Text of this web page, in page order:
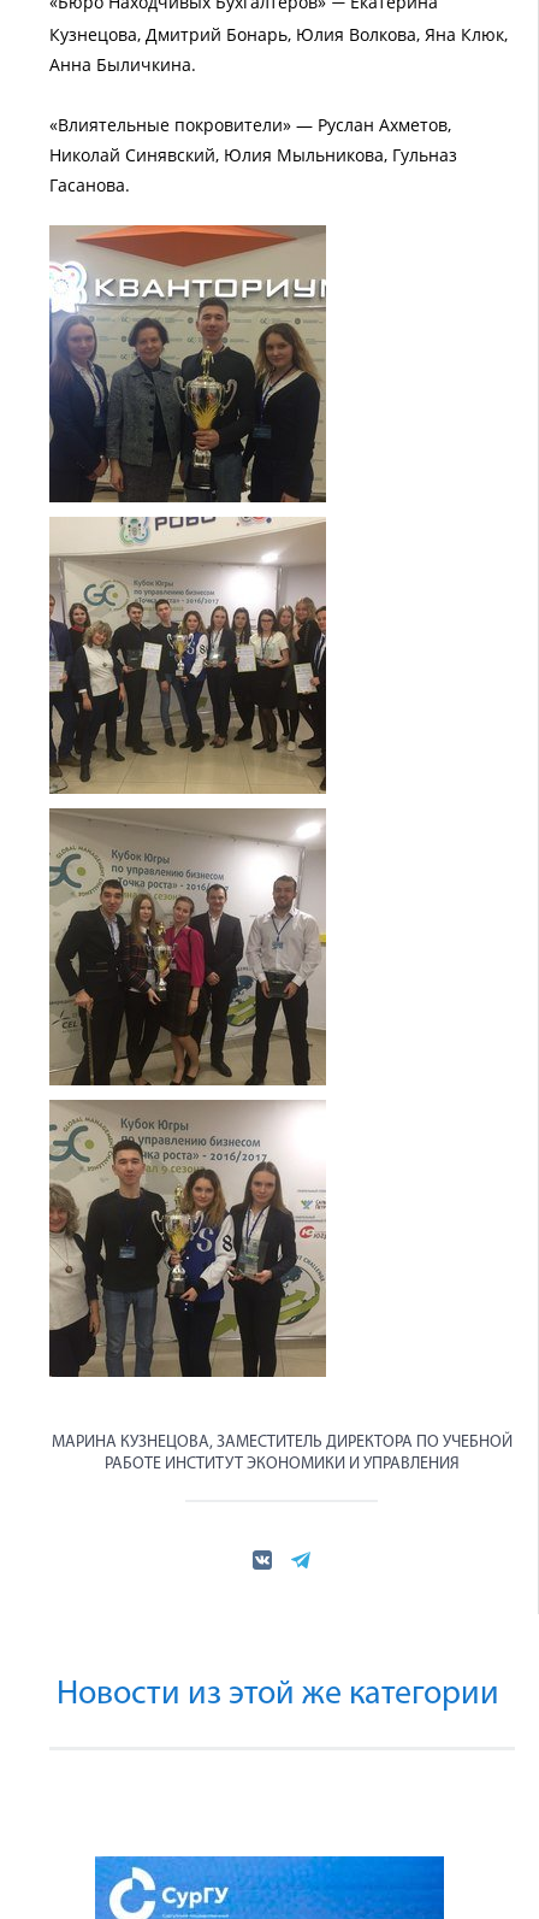
—
Кузнецова, Дмитрий Бонарь, Юлия Волкова, Яна Клюк,
Анна Быличкина.
«Влиятельные покровители» — Руслан Ахметов,
Николай Синявский, Юлия Мыльникова, Гульназ
Гасанова.
МАРИНА КУЗНЕЦОВА, ЗАМЕСТИТЕЛЬ ДИРЕКТОРА ПО УЧЕБНОЙ
РАБОТЕ ИНСТИТУТ ЭКОНОМИКИ И УПРАВЛЕНИЯ
Новости из этой же категории